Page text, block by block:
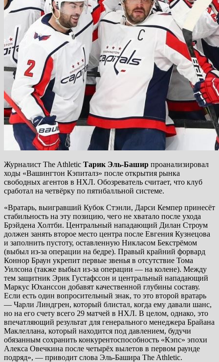
Журналист The Athletic Тарик Эль-Башир проанализировал
ходы «Вашингтон Кэпиталз» после открытия рынка
свободных агентов в НХЛ. Обозреватель считает, что клуб
сработал на четвёрку по пятибалльной системе.
«Вратарь, выигравший Кубок Стэнли, Дарси Кемпер принесёт
стабильность на эту позицию, чего не хватало после ухода
Брэйдена Холтби. Центральный нападающий Дилан Строум
должен занять второе место центра после Евгения Кузнецова
и заполнить пустоту, оставленную Никласом Бекстрёмом
(выбыл из-за операции на бедре). Правый крайний форвард
Коннор Браун укрепит первые звенья в отсутствие Тома
Уилсона (также выбыл из-за операции — на колене). Между
тем защитник Эрик Густафссон и центральный нападающий
Маркус Юханссон добавят качественной глубины составу.
Если есть один вопросительный знак, то это второй вратарь
— Чарли Линдгрен, который блистал, когда ему давали шанс,
но на его счету всего 29 матчей в НХЛ. В целом, однако, это
впечатляющий результат для генерального менеджера Брайана
Маклеллана, который находится под давлением, будучи
обязанным сохранить конкурентоспособность «Кэпс» эпохи
Алекса Овечкина после четырёх вылетов в первом раунде
подряд», — приводит слова Эль-Башира The Athletic.